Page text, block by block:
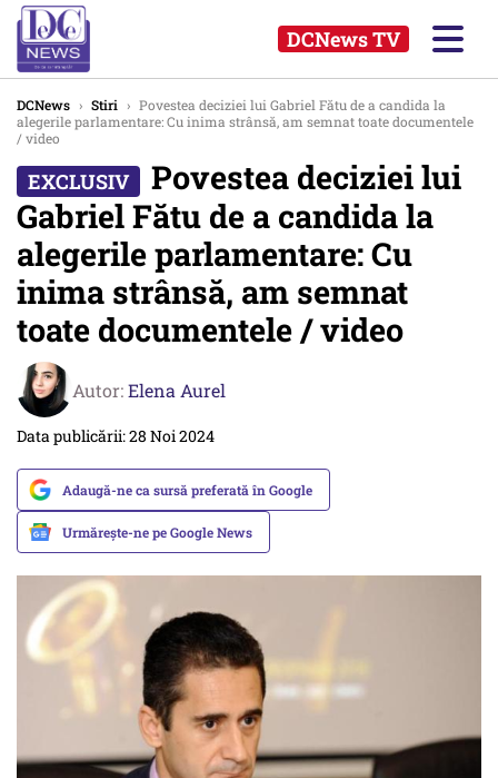
DCNews TV
DCNews › Stiri › Povestea deciziei lui Gabriel Fătu de a candida la
alegerile parlamentare: Cu inima strânsă, am semnat toate documentele
/ video
Povestea deciziei lui
Gabriel Fătu de a candida la
alegerile parlamentare: Cu
inima strânsă, am semnat
toate documentele / video
Autor:Elena Aurel
Data publicării: 28 Noi 2024
Adaugă-ne ca sursă preferată în Google
Urmărește-ne pe Google News